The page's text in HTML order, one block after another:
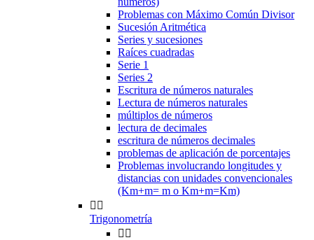
Problemas con Máximo Común Divisor
Sucesión Aritmética
Series y sucesiones
Raíces cuadradas
Serie 1
Series 2
Escritura de números naturales
Lectura de números naturales
múltiplos de números
lectura de decimales
escritura de números decimales
problemas de aplicación de porcentajes
Problemas involucrando longitudes y
distancias con unidades convencionales
(Km+m= m o Km+m=Km)
 
Trigonometría
 